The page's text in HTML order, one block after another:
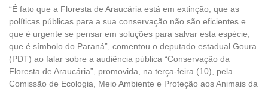
“É fato que a Floresta de Araucária está em extinção, que as
políticas públicas para a sua conservação não são eficientes e
que é urgente se pensar em soluções para salvar esta espécie,
que é símbolo do Paraná”, comentou o deputado estadual Goura
(PDT) ao falar sobre a audiência pública “Conservação da
Floresta de Araucária”, promovida, na terça-feira (10), pela
Comissão de Ecologia, Meio Ambiente e Proteção aos Animais da